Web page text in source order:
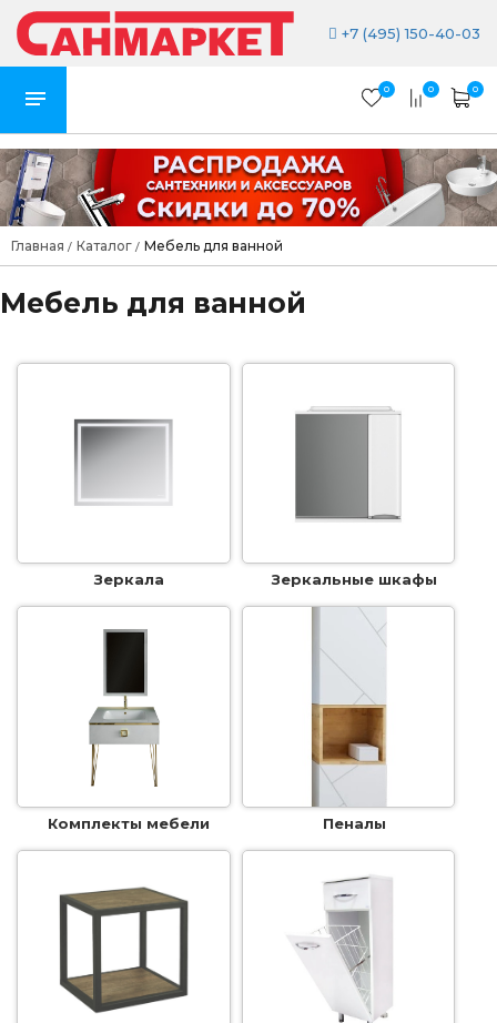
+7 (495) 150-40-03
0 0 0
Главная / Каталог / Мебель для ванной
Мебель для ванной
Зеркала Зеркальные шкафы
Комплекты мебели Пеналы